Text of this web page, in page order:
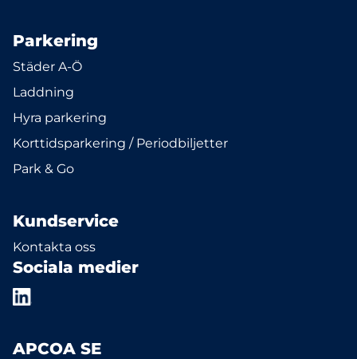
Parkering
Städer A-Ö
Laddning
Hyra parkering
Korttidsparkering / Periodbiljetter
Park & Go
Kundservice
Kontakta oss
Sociala medier
APCOA SE